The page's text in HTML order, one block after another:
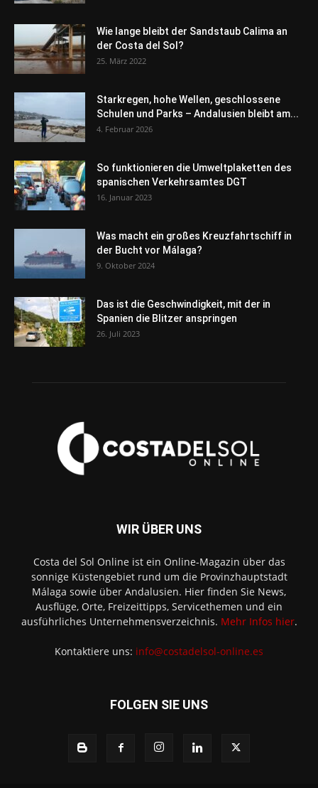
Wie lange bleibt der Sandstaub Calima an
der Costa del Sol?
25. März 2022
Starkregen, hohe Wellen, geschlossene
Schulen und Parks – Andalusien bleibt am...
4. Februar 2026
So funktionieren die Umweltplaketten des
spanischen Verkehrsamtes DGT
16. Januar 2023
Was macht ein großes Kreuzfahrtschiff in
der Bucht vor Málaga?
9. Oktober 2024
Das ist die Geschwindigkeit, mit der in
Spanien die Blitzer anspringen
26. Juli 2023
WIR ÜBER UNS
Costa del Sol Online ist ein Online-Magazin über das
sonnige Küstengebiet rund um die Provinzhauptstadt
Málaga sowie über Andalusien. Hier finden Sie News,
Ausflüge, Orte, Freizeittipps, Servicethemen und ein
ausführliches Unternehmensverzeichnis. Mehr Infos hier.
Kontaktiere uns: info@costadelsol-online.es
FOLGEN SIE UNS